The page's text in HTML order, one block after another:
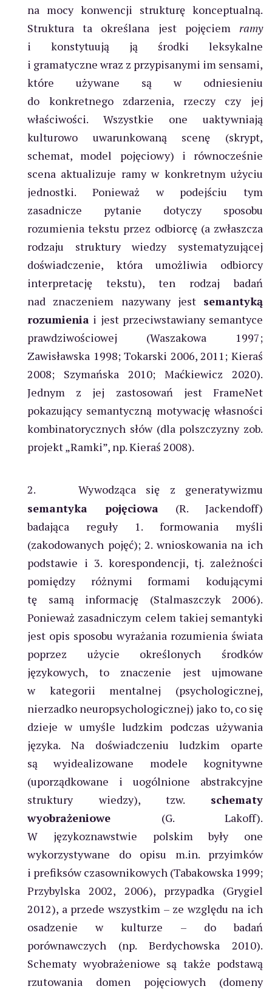
na mocy konwencji strukturę konceptualną.
Struktura ta określana jest pojęciem ramy
i konstytuują ją środki leksykalne
i gramatyczne wraz z przypisanymi im sensami,
które używane są w odniesieniu
do konkretnego zdarzenia, rzeczy czy jej
właściwości. Wszystkie one uaktywniają
kulturowo uwarunkowaną scenę (skrypt,
schemat, model pojęciowy) i równocześnie
scena aktualizuje ramy w konkretnym użyciu
jednostki. Ponieważ w podejściu tym
zasadnicze pytanie dotyczy sposobu
rozumienia tekstu przez odbiorcę (a zwłaszcza
rodzaju struktury wiedzy systematyzującej
doświadczenie, która umożliwia odbiorcy
interpretację tekstu), ten rodzaj badań
nad znaczeniem nazywany jest semantyką
rozumienia i jest przeciwstawiany semantyce
prawdziwościowej (Waszakowa 1997;
Zawisławska 1998; Tokarski 2006, 2011; Kieraś
2008; Szymańska 2010; Maćkiewicz 2020).
Jednym z jej zastosowań jest FrameNet
pokazujący semantyczną motywację własności
kombinatorycznych słów (dla polszczyzny zob.
projekt „Ramki”, np. Kieraś 2008).
2.
Wywodząca się z generatywizmu
semantyka pojęciowa (R. Jackendoff)
badająca reguły 1. formowania myśli
(zakodowanych pojęć); 2. wnioskowania na ich
podstawie i 3. korespondencji, tj. zależności
pomiędzy różnymi formami kodującymi
tę samą informację (Stalmaszczyk 2006).
Ponieważ zasadniczym celem takiej semantyki
jest opis sposobu wyrażania rozumienia świata
poprzez użycie określonych środków
językowych, to znaczenie jest ujmowane
w kategorii mentalnej (psychologicznej,
nierzadko neuropsychologicznej) jako to, co się
dzieje w umyśle ludzkim podczas używania
języka. Na doświadczeniu ludzkim oparte
są wyidealizowane modele kognitywne
(uporządkowane i uogólnione abstrakcyjne
struktury wiedzy), tzw. schematy
wyobrażeniowe (G. Lakoff).
W językoznawstwie polskim były one
wykorzystywane do opisu m.in. przyimków
i prefiksów czasownikowych (Tabakowska 1999;
Przybylska 2002, 2006), przypadka (Grygiel
2012), a przede wszystkim – ze względu na ich
osadzenie w kulturze – do badań
porównawczych (np. Berdychowska 2010).
Schematy wyobrażeniowe są także podstawą
rzutowania domen pojęciowych (domeny